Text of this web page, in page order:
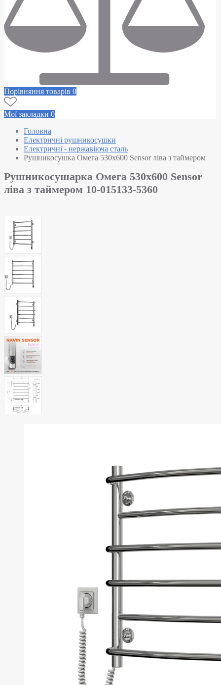
Порівняння товарів 0
Мої закладки 0
Головна
Електричні рушникосушки
Електричні - нержавіюча сталь
Рушникосушка Омега 530х600 Sensor ліва з таймером
Рушникосушарка Омега 530х600 Sensor
ліва з таймером 10-015133-5360